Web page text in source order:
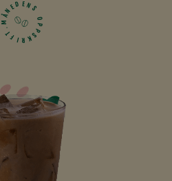
M
Å
N
ED E NS
O
P
P
S
K
R
I
F
T
.